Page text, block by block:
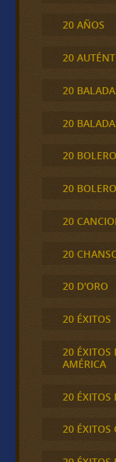
20 AÑOS
20
20
20
20
20
20
20
20 D'ORO
20 ÉXITOS
20 ÉXITOS
AMÉRICA
20 ÉXITOS
20 ÉXITOS